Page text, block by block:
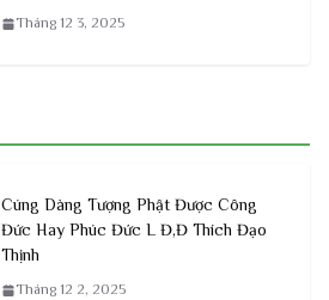
Tháng 12 3, 2025
Cúng Dàng Tượng Phật Được Công
Đức Hay Phúc Đức L Đ,Đ Thích Đạo
Thịnh
Tháng 12 2, 2025